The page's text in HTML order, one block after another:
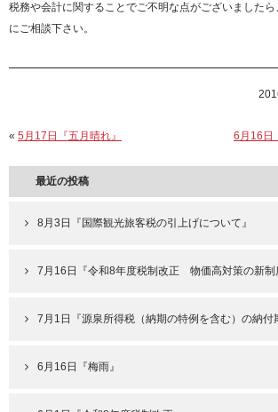
税務や会計に関することでご不明な点がございました
にご相談下さい。
« 5月17日『五月晴れ』 6月16日
最近の投稿
8月3日『国際観光旅客税の引上げについて』
7月16日『令和8年度税制改正 物価高対策の新制
7月1日『源泉所得税（納期の特例を含む）の納付
6月16日『梅雨』